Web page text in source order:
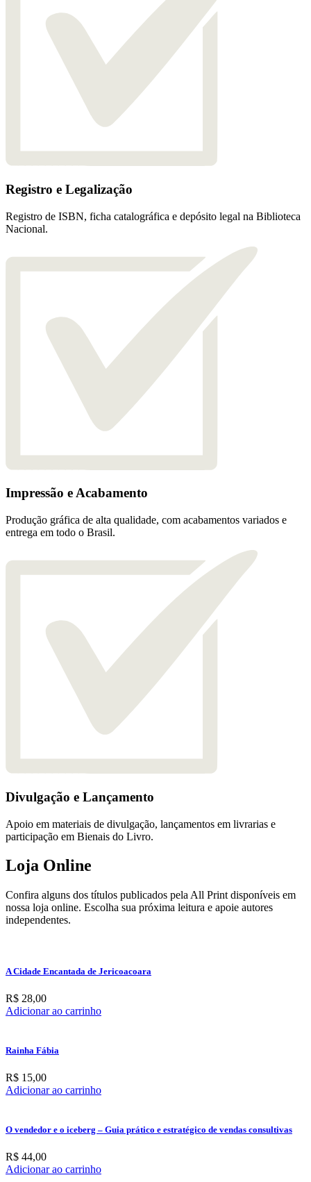
Registro e Legalização
Registro de ISBN, ficha catalográfica e depósito legal na Biblioteca
Nacional.
Impressão e Acabamento
Produção gráfica de alta qualidade, com acabamentos variados e
entrega em todo o Brasil.
Divulgação e Lançamento
Apoio em materiais de divulgação, lançamentos em livrarias e
participação em Bienais do Livro.
Loja Online
Confira alguns dos títulos publicados pela All Print disponíveis em
nossa loja online. Escolha sua próxima leitura e apoie autores
independentes.
A Cidade Encantada de Jericoacoara
R$ 28,00
Adicionar ao carrinho
Rainha Fábia
R$ 15,00
Adicionar ao carrinho
O vendedor e o iceberg – Guia prático e estratégico de vendas consultivas
R$ 44,00
Adicionar ao carrinho